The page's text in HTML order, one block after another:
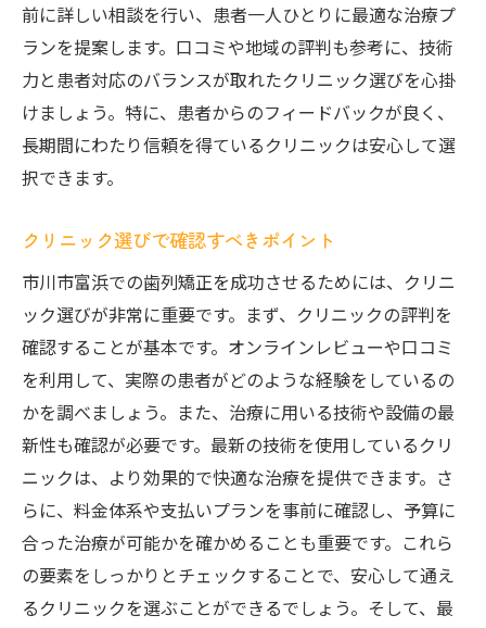
前に詳しい相談を行い、患者一人ひとりに最適な治療プ
ランを提案します。口コミや地域の評判も参考に、技術
力と患者対応のバランスが取れたクリニック選びを心掛
けましょう。特に、患者からのフィードバックが良く、
長期間にわたり信頼を得ているクリニックは安心して選
択できます。
クリニック選びで確認すべきポイント
市川市富浜での歯列矯正を成功させるためには、クリニ
ック選びが非常に重要です。まず、クリニックの評判を
確認することが基本です。オンラインレビューや口コミ
を利用して、実際の患者がどのような経験をしているの
かを調べましょう。また、治療に用いる技術や設備の最
新性も確認が必要です。最新の技術を使用しているクリ
ニックは、より効果的で快適な治療を提供できます。さ
らに、料金体系や支払いプランを事前に確認し、予算に
合った治療が可能かを確かめることも重要です。これら
の要素をしっかりとチェックすることで、安心して通え
るクリニックを選ぶことができるでしょう。そして、最